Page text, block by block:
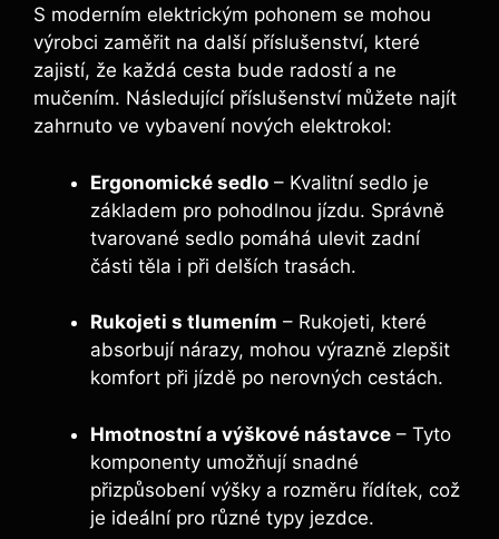
S moderním elektrickým pohonem se mohou
výrobci zaměřit na další příslušenství, které
zajistí, že každá cesta bude radostí a ne
mučením. Následující příslušenství můžete najít
zahrnuto ve vybavení nových elektrokol:
Ergonomické sedlo – Kvalitní sedlo je
základem pro pohodlnou jízdu. Správně
tvarované sedlo pomáhá ulevit zadní
části těla i při delších trasách.
Rukojeti s tlumením – Rukojeti, které
absorbují nárazy, mohou výrazně zlepšit
komfort při jízdě po nerovných cestách.
Hmotnostní a výškové nástavce – Tyto
komponenty umožňují snadné
přizpůsobení výšky a rozměru řídítek, což
je ideální pro různé typy jezdce.